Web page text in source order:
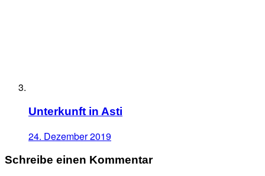
Unterkunft in Asti
24. Dezember 2019
Schreibe einen Kommentar